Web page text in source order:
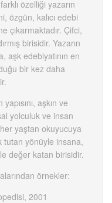
özelliği yazarın
özgün, kalıcı edebi
çıkarmaktadır. Çifci,
birisidir. Yazarın
aşk edebiyatının en
bir kez daha
aşkın ve
yolculuk ve insan
yaştan okuyucuya
tutan yönüyle insana,
değer katan birisidir.
örnekler:
2001